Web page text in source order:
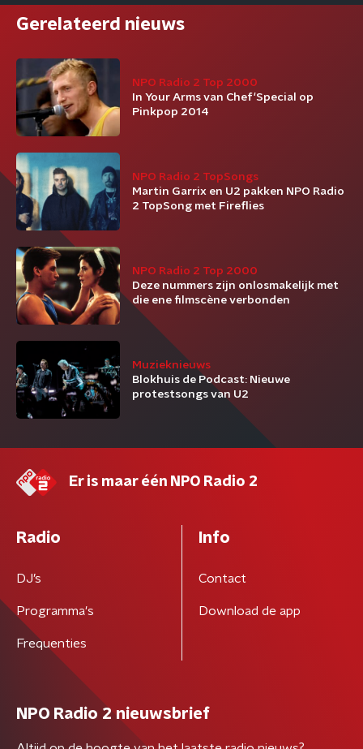
Gerelateerd nieuws
NPO Radio 2 Top 2000
In Your Arms van Chef'Special op
Pinkpop 2014
NPO Radio 2 TopSongs
Martin Garrix en U2 pakken NPO Radio
2 TopSong met Fireflies
NPO Radio 2 Top 2000
Deze nummers zijn onlosmakelijk met
die ene filmscène verbonden
Muzieknieuws
Blokhuis de Podcast: Nieuwe
protestsongs van U2
Er is maar één NPO Radio 2
Radio
DJ’s
Programma's
Frequenties
Info
Contact
Download de app
NPO Radio 2 nieuwsbrief